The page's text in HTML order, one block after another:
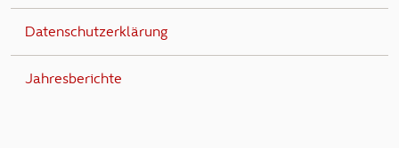
Datenschutzerklärung
Jahresberichte